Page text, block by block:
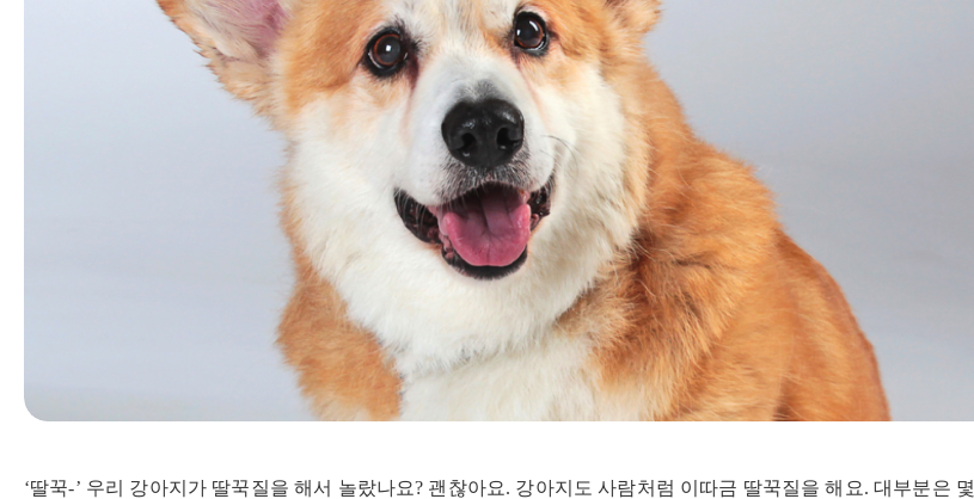
‘딸꾹-’ 우리 강아지가 딸꾹질을 해서 놀랐나요? 괜찮아요. 강아지도 사람처럼 이따금 딸꾹질을 해요. 대부분은 몇